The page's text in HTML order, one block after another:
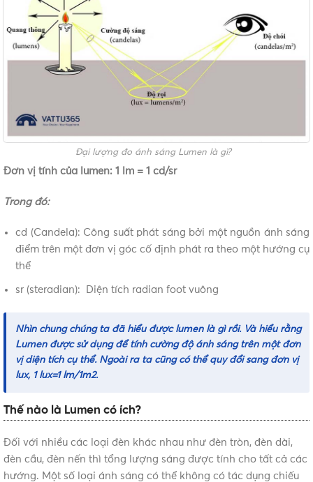
Đại lượng đo ánh sáng Lumen là gì?
Đơn vị tính của lumen: 1 lm = 1 cd/sr
Trong đó:
cd (Candela): Công suất phát sáng bởi một nguồn ánh sáng
điểm trên một đơn vị góc cố định phát ra theo một hướng cụ
thể
sr (steradian): Diện tích radian foot vuông
Nhìn chung chúng ta đã hiểu được lumen là gìrồi. Và hiểu rằng
Lumen được sử dụng để tính cường độ ánh sáng trên một đơn
vị diện tích cụ thể. Ngoài ra ta cũng có thể quy đổi sang đơn vị
lux, 1 lux=1 lm/1m2.
Thế nào là Lumen có ích?
Đối với nhiều các loại đèn khác nhau như đèn tròn, đèn dài,
đèn cầu, đèn nến thì tổng lượng sáng được tính cho tất cả các
hướng. Một số loại ánh sáng có thể không có tác dụng chiếu